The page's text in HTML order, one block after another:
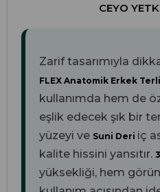
CEYO
Zarif tasarımıyla
FLEX Anatomik Erkek
kullanımda hem de
eşlik edecek şık bir
yüzeyi ve Suni Deri iç
kalite hissini yansıtır.
yüksekliği, hem